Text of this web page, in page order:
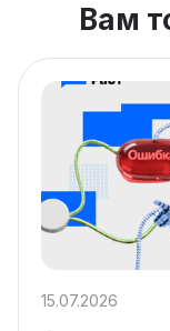
Вам
15.07.2026